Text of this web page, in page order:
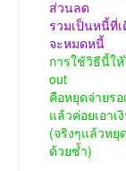
ส่วนลด
รวมเป็นหนี้ที่
จะหมดหนี้
การใช้วิธีนี้ใ
out
คือหยุดจ่ายร
แล้วค่อยเอา
(จริงๆแล้วหยุ
ด้วยซ้ำ)